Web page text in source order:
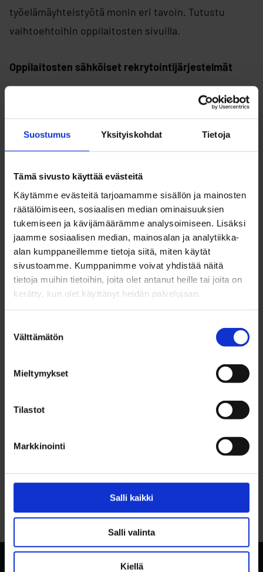
Suostumus Yksityiskohdat Tietoja
Tämä sivusto käyttää evästeitä
Käytämme evästeitä tarjoamamme sisällön ja mainosten
räätälöimiseen, sosiaalisen median ominaisuuksien
tukemiseen ja kävijämäärämme analysoimiseen. Lisäksi
jaamme sosiaalisen median, mainosalan ja analytiikka-
alan kumppaneillemme tietoja siitä, miten käytät
sivustoamme. Kumppanimme voivat yhdistää näitä
tietoja muihin tietoihin, joita olet antanut heille tai joita on
kerätty, kun olet käyttänyt heidän palvelujaan.
valinta
Välttämätön
Mieltymykset
Tilastot
Markkinointi
Salli kaikki
Salli valinta
Kiellä
työelämäyhteistyötä monin eri tavoin. Tutustu
vaihtoehtoihin oppilaitosten sivuilla.
Oppilaitosten sähköiset rekrytointijärjestelmät
Mikäli haluat rekrytoida suoraan oppilaitoksista, voit
ilmoittaa itse työ- ja harjoittelupaikkoja sekä tarjota
opinnäyte- tai projektityötä oppilaitosten
Diakonia-ammattikorkeakoulu DIAK
Koulutuskuntayhtymä OSAO
Luovi
Oulun ammattikorkeakoulu
Palaa sivun alkuun